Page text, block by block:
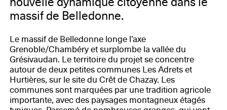
massif de Belledonne.
Le massif de Belledonne longe l’axe
Grenoble/Chambéry et surplombe la vallée du
Grésivaudan. Le territoire du projet se concentre
autour de deux petites communes Les Adrets et
Hurtières, sur le site du Crêt de Chazay. Les
communes sont marquées par une tradition agricole
importante, avec des paysages montagneux étagés